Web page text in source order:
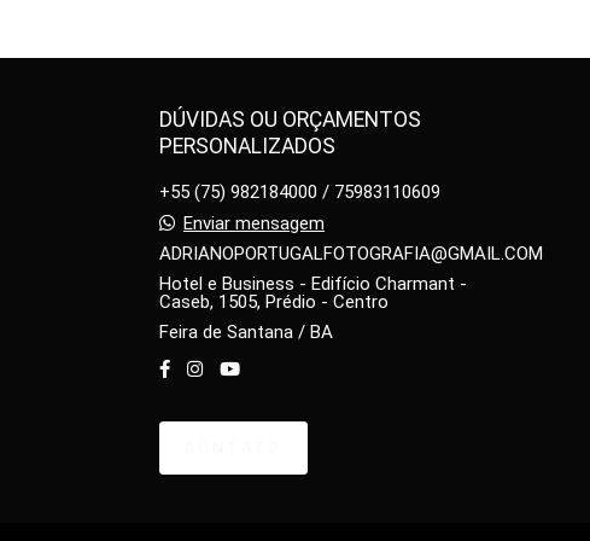
DÚVIDAS OU ORÇAMENTOS
PERSONALIZADOS
+55 (75) 982184000 / 75983110609
Enviar mensagem
ADRIANOPORTUGALFOTOGRAFIA@GMAIL.COM
Hotel e Business - Edifício Charmant -
Caseb, 1505, Prédio - Centro
Feira de Santana / BA